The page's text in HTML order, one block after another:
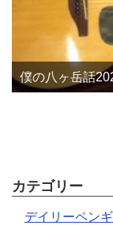
僕の八ヶ岳話
カテゴリー
デイリーペン